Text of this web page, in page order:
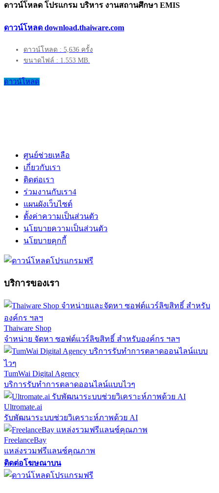
ดาวน์โหลด โปรแกรม บริหาร งานสถานศึกษา EMIS
ดาวน์โหลด download.thaiware.com
ดาวน์โหลด : 5,636 ครั้ง
ขนาดไฟล์ : 1.553 MB.
ดาวน์โหลด
ศูนย์ช่วยเหลือ
เกี่ยวกับเรา
ติดต่อเรา
ร่วมงานกับเรา4
แผนผังเว็บไซต์
ตั้งค่าความเป็นส่วนตัว
นโยบายความเป็นส่วนตัว
นโยบายคุกกี้
บริการของเรา
Thaiware Shop
จำหน่าย จัดหา ซอฟต์แวร์ลิขสิทธิ์ สำหรับองค์กร ฯลฯ
TumWai Digital Agency
บริการรับทำการตลาดออนไลน์แบบไวๆ
Ultromate.ai
รับพัฒนาระบบช่วยวิเคราะห์ภาพด้วย AI
FreelanceBay
แหล่งรวมฟรีแลนซ์คุณภาพ
ติดต่อโฆษณาบน